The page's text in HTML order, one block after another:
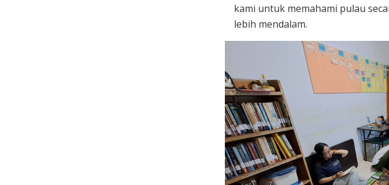
kami untuk memahami pulau
lebih mendalam.